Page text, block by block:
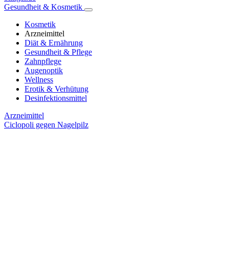
Gesundheit & Kosmetik
Kosmetik
Arzneimittel
Diät & Ernährung
Gesundheit & Pflege
Zahnpflege
Augenoptik
Wellness
Erotik & Verhütung
Desinfektionsmittel
Arzneimittel
Ciclopoli gegen Nagelpilz